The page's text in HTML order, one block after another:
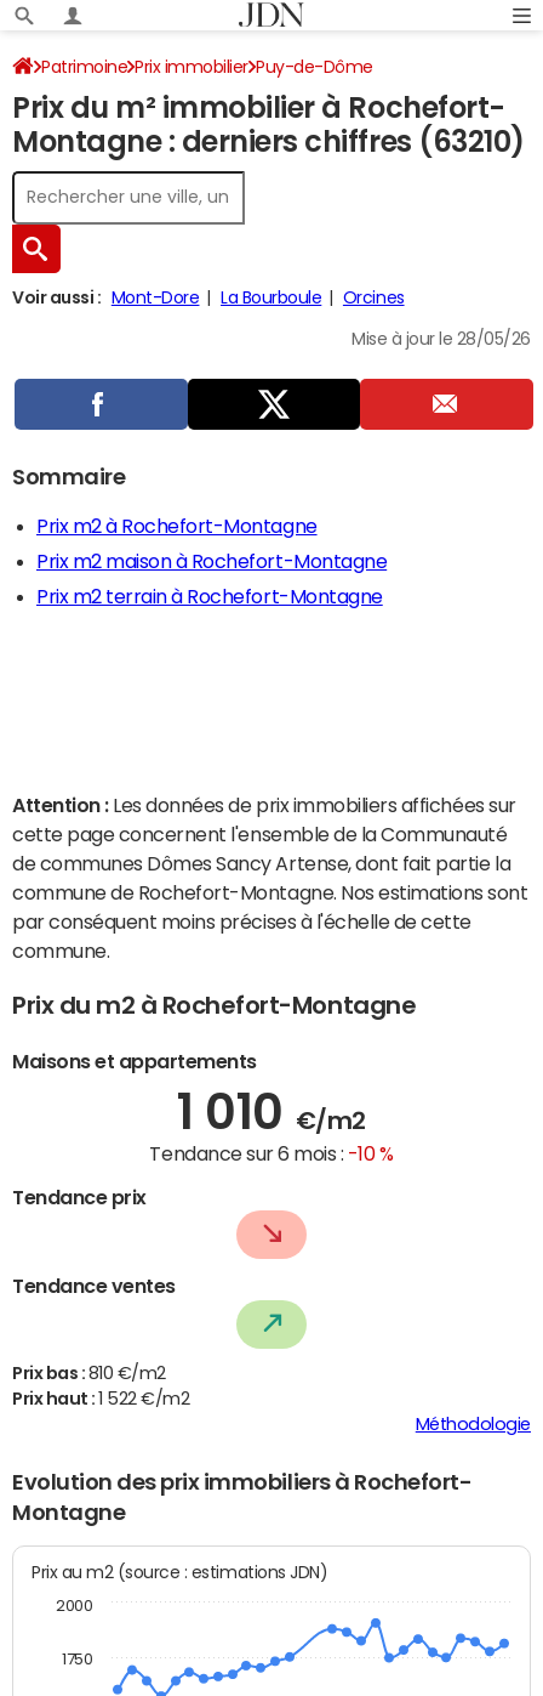
Patrimoine Prix immobilier Puy-de-Dôme
Rochefort-Montagne
Prix du m² immobilier à Rochefort-
Montagne : derniers chiffres (63210)
Voir aussi : Mont-Dore La Bourboule Orcines
Mise à jour le 28/05/26
Sommaire
Prix m2 à Rochefort-Montagne
Prix m2 maison à Rochefort-Montagne
Prix m2 terrain à Rochefort-Montagne
Attention : Les données de prix immobiliers affichées sur
cette page concernent l'ensemble de la Communauté
de communes Dômes Sancy Artense, dont fait partie la
commune de Rochefort-Montagne. Nos estimations sont
par conséquent moins précises à l'échelle de cette
commune.
Prix du m2 à Rochefort-Montagne
Maisons et appartements
1 010 €/m2
Tendance sur 6 mois : -10 %
Tendance prix
Tendance ventes
Prix bas : 810 €/m2
Prix haut :
1 522 €/m2
Méthodologie
Evolution des prix immobiliers à Rochefort-
Montagne
Prix au m2 (source : estimations JDN)
1750
2000